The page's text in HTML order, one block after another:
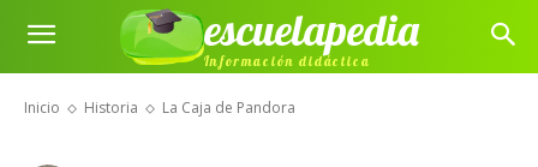
escuelapedia
Información didáctica
Inicio Historia La Caja de Pandora
La Caja de Pandora